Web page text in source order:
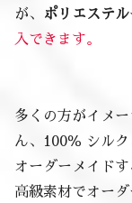
が、 ポリエステル
入できます。
多くの方がイメ
ん、100％ シル
オーダーメイドす
高級素材でオーダ